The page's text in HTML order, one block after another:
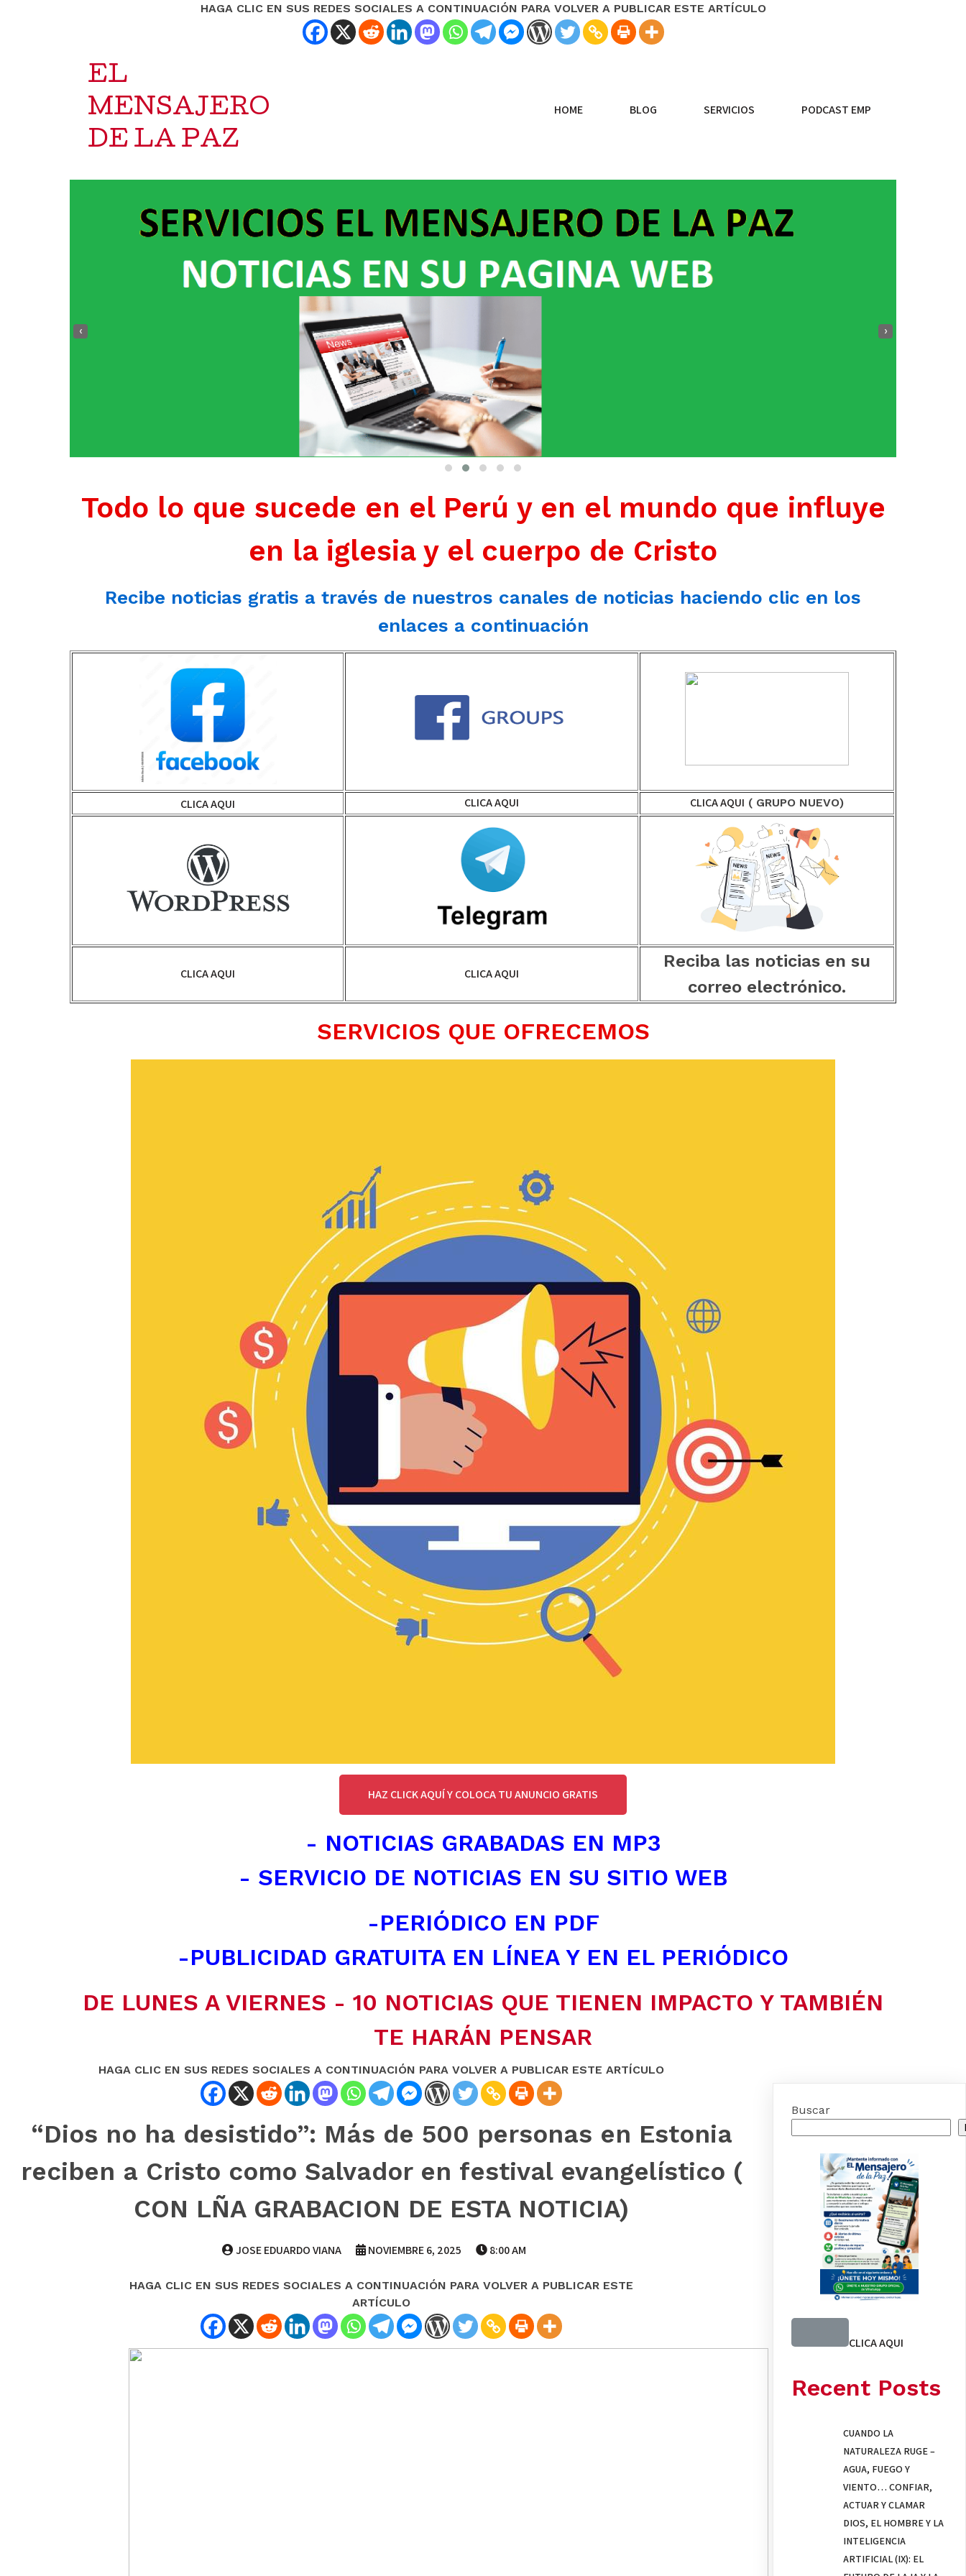
HAGA CLIC EN SUS REDES SOCIALES A CONTINUACIÓN PARA VOLVER A PUBLICAR ESTE ARTÍCULO
EL
MENSAJERO
DE LA PAZ
HOME BLOG SERVICIOS PODCAST EMP
‹ ›
Todo lo que sucede en el Perú y en el mundo que influye
en la iglesia y el cuerpo de Cristo
Recibe noticias gratis a través de nuestros canales de noticias haciendo clic en los
enlaces a continuación
CLICA AQUI CLICA AQUI CLICA AQUI ( GRUPO NUEVO)
CLICA AQUI CLICA AQUI
Reciba las noticias en su
correo electrónico.
SERVICIOS QUE OFRECEMOS
HAZ CLICK AQUÍ Y COLOCA TU ANUNCIO GRATIS
- NOTICIAS GRABADAS EN MP3
- SERVICIO DE NOTICIAS EN SU SITIO WEB
-PERIÓDICO EN PDF
-PUBLICIDAD GRATUITA EN LÍNEA Y EN EL PERIÓDICO
DE LUNES A VIERNES - 10 NOTICIAS QUE TIENEN IMPACTO Y TAMBIÉN
TE HARÁN PENSAR
HAGA CLIC EN SUS REDES SOCIALES A CONTINUACIÓN PARA VOLVER A PUBLICAR ESTE ARTÍCULO
“Dios no ha desistido”: Más de 500 personas en Estonia
reciben a Cristo como Salvador en festival evangelístico (
CON LÑA GRABACION DE ESTA NOTICIA)
JOSE EDUARDO VIANA NOVIEMBRE 6, 2025 8:00 AM
HAGA CLIC EN SUS REDES SOCIALES A CONTINUACIÓN PARA VOLVER A PUBLICAR ESTE
ARTÍCULO
Buscar
CLICA AQUI
Recent Posts
CUANDO LA
NATURALEZA RUGE –
AGUA, FUEGO Y
VIENTO… CONFIAR,
ACTUAR Y CLAMAR
DIOS, EL HOMBRE Y LA
INTELIGENCIA
ARTIFICIAL (IX): EL